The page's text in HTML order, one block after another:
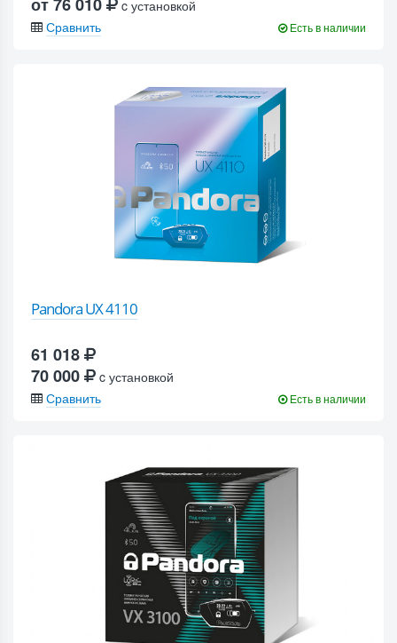
c установкой
Сравнить
Есть в наличии
Pandora UX 4110
61 018
70 000
c установкой
Сравнить
Есть в наличии